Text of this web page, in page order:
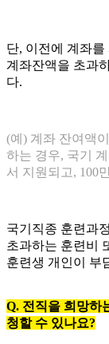
단, 이전에 계좌
계좌잔액을 초과
다.
(예) 계좌 잔여액
하는 경우, 국기
서 지원되고, 100
국기직종 훈련과
초과하는 훈련비
훈련생 개인이 부
Q. 전직을 희망하
청할 수 있나요?